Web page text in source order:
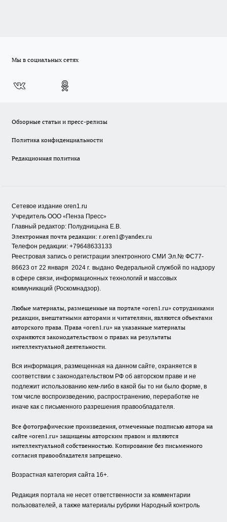
Мы в социальных сетях
Обзорные статьи и пресс-релизы
Политика конфиденциальности
Редакционная политика
Сетевое издание oren1.ru
Учредитель ООО «Пенза Пресс»
Главный редактор: Полудницына Е.В.
Электронная почта редакции: r.oren1@yandex.ru
Телефон редакции: +79648633133
Реестровая запись о регистрации электронного СМИ Эл.№ ФС77-
86623 от 22 января 2024 г. выдано Федеральной службой по надзору
в сфере связи, информационных технологий и массовых
коммуникаций (Роскомнадзор).
Любые материалы, размещенные на портале «oren1.ru» сотрудниками
редакции, внештатными авторами и читателями, являются объектами
авторского права. Права «oren1.ru» на указанные материалы
охраняются законодательством о правах на результаты
интеллектуальной деятельности.
Вся информация, размещенная на данном сайте, охраняется в
соответствии с законодательством РФ об авторском праве и не
подлежит использованию кем-либо в какой бы то ни было форме, в
том числе воспроизведению, распространению, переработке не
иначе как с письменного разрешения правообладателя.
Все фотографические произведения, отмеченные подписью автора на
сайте «oren1.ru» защищены авторским правом и являются
интеллектуальной собственностью. Копирование без письменного
согласия правообладателя запрещено.
Возрастная категория сайта 16+.
Редакция портала не несет ответственности за комментарии
пользователей, а также материалы рубрики Народный контроль